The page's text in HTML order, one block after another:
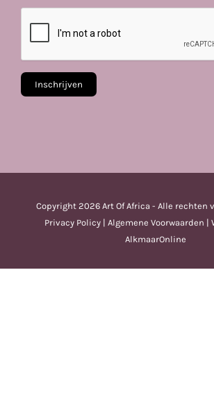
Copyright 2026 Art Of Africa - Alle rechten
Privacy Policy | Algemene Voorwaarden |
AlkmaarOnline